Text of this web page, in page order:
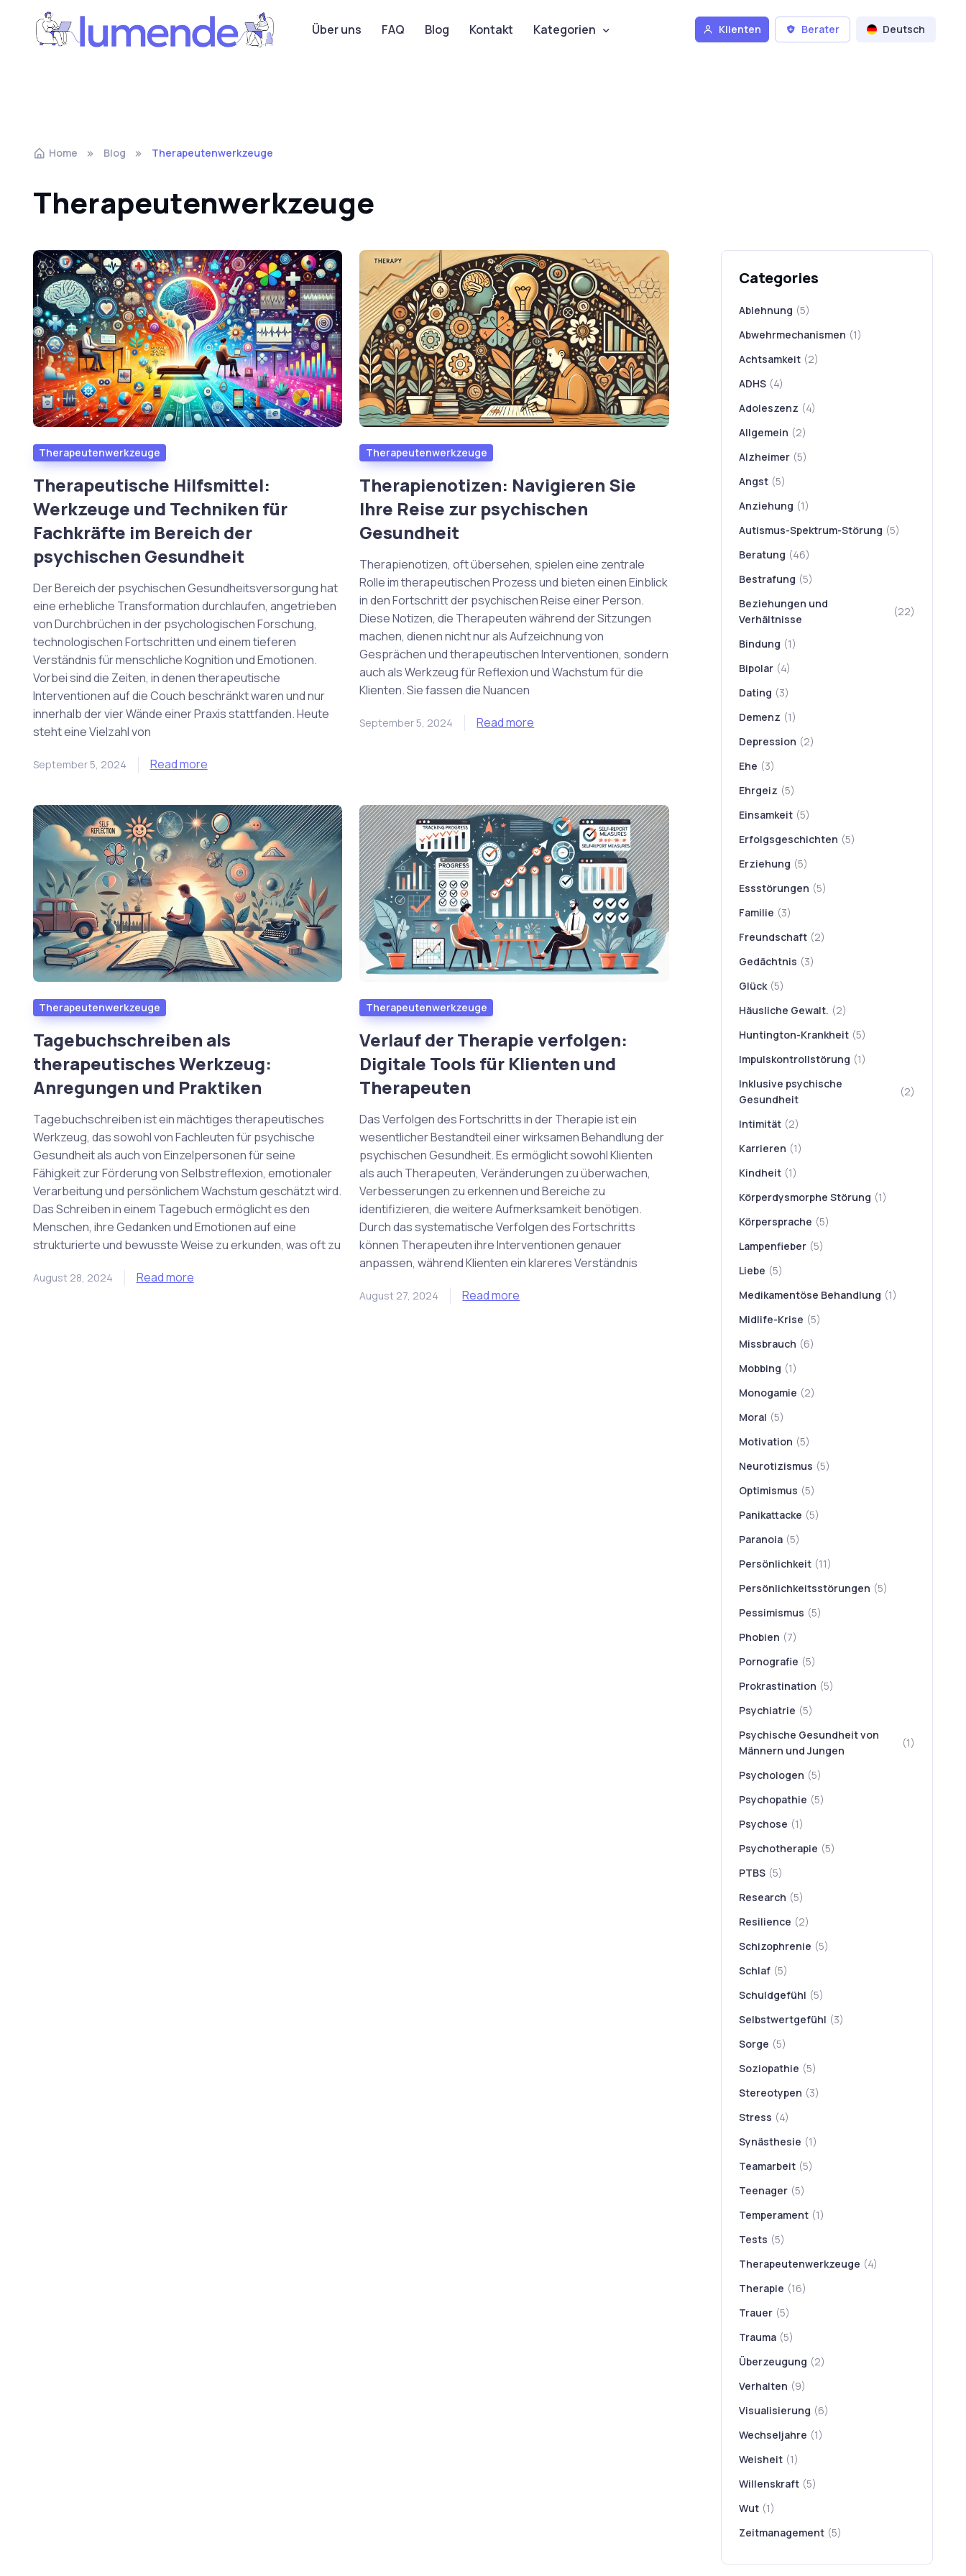
Über uns FAQ Blog Kontakt Kategorien Klienten Berater Deutsch
Home Blog Therapeutenwerkzeuge
Therapeutenwerkzeuge
Therapeutenwerkzeuge
Therapeutische Hilfsmittel:
Werkzeuge und Techniken für
Fachkräfte im Bereich der
psychischen Gesundheit
Der Bereich der psychischen Gesundheitsversorgung hat
eine erhebliche Transformation durchlaufen, angetrieben
von Durchbrüchen in der psychologischen Forschung,
technologischen Fortschritten und einem tieferen
Verständnis für menschliche Kognition und Emotionen.
Vorbei sind die Zeiten, in denen therapeutische
Interventionen auf die Couch beschränkt waren und nur
innerhalb der vier Wände einer Praxis stattfanden. Heute
steht eine Vielzahl von
September 5, 2024 Read more
Therapeutenwerkzeuge
Therapienotizen: Navigieren Sie
Ihre Reise zur psychischen
Gesundheit
Therapienotizen, oft übersehen, spielen eine zentrale
Rolle im therapeutischen Prozess und bieten einen Einblick
in den Fortschritt der psychischen Reise einer Person.
Diese Notizen, die Therapeuten während der Sitzungen
machen, dienen nicht nur als Aufzeichnung von
Gesprächen und therapeutischen Interventionen, sondern
auch als Werkzeug für Reflexion und Wachstum für die
Klienten. Sie fassen die Nuancen
September 5, 2024 Read more
Therapeutenwerkzeuge
Tagebuchschreiben als
therapeutisches Werkzeug:
Anregungen und Praktiken
Tagebuchschreiben ist ein mächtiges therapeutisches
Werkzeug, das sowohl von Fachleuten für psychische
Gesundheit als auch von Einzelpersonen für seine
Fähigkeit zur Förderung von Selbstreflexion, emotionaler
Verarbeitung und persönlichem Wachstum geschätzt wird.
Das Schreiben in einem Tagebuch ermöglicht es den
Menschen, ihre Gedanken und Emotionen auf eine
strukturierte und bewusste Weise zu erkunden, was oft zu
August 28, 2024 Read more
Therapeutenwerkzeuge
Verlauf der Therapie verfolgen:
Digitale Tools für Klienten und
Therapeuten
Das Verfolgen des Fortschritts in der Therapie ist ein
wesentlicher Bestandteil einer wirksamen Behandlung der
psychischen Gesundheit. Es ermöglicht sowohl Klienten
als auch Therapeuten, Veränderungen zu überwachen,
Verbesserungen zu erkennen und Bereiche zu
identifizieren, die weitere Aufmerksamkeit benötigen.
Durch das systematische Verfolgen des Fortschritts
können Therapeuten ihre Interventionen genauer
anpassen, während Klienten ein klareres Verständnis
August 27, 2024 Read more
Categories
Ablehnung (5)
Abwehrmechanismen (1)
Achtsamkeit (2)
ADHS (4)
Adoleszenz (4)
Allgemein (2)
Alzheimer (5)
Angst (5)
Anziehung (1)
Autismus-Spektrum-Störung (5)
Beratung (46)
Bestrafung (5)
Beziehungen und
Verhältnisse
(22)
Bindung (1)
Bipolar (4)
Dating (3)
Demenz (1)
Depression (2)
Ehe (3)
Ehrgeiz (5)
Einsamkeit (5)
Erfolgsgeschichten (5)
Erziehung (5)
Essstörungen (5)
Familie (3)
Freundschaft (2)
Gedächtnis (3)
Glück (5)
Häusliche Gewalt. (2)
Huntington-Krankheit (5)
Impulskontrollstörung (1)
Inklusive psychische
Gesundheit
(2)
Intimität (2)
Karrieren (1)
Kindheit (1)
Körperdysmorphe Störung (1)
Körpersprache (5)
Lampenfieber (5)
Liebe (5)
Medikamentöse Behandlung (1)
Midlife-Krise (5)
Missbrauch (6)
Mobbing (1)
Monogamie (2)
Moral (5)
Motivation (5)
Neurotizismus (5)
Optimismus (5)
Panikattacke (5)
Paranoia (5)
Persönlichkeit (11)
Persönlichkeitsstörungen (5)
Pessimismus (5)
Phobien (7)
Pornografie (5)
Prokrastination (5)
Psychiatrie (5)
Psychische Gesundheit von
Männern und Jungen
(1)
Psychologen (5)
Psychopathie (5)
Psychose (1)
Psychotherapie (5)
PTBS (5)
Research (5)
Resilience (2)
Schizophrenie (5)
Schlaf (5)
Schuldgefühl (5)
Selbstwertgefühl (3)
Sorge (5)
Soziopathie (5)
Stereotypen (3)
Stress (4)
Synästhesie (1)
Teamarbeit (5)
Teenager (5)
Temperament (1)
Tests (5)
Therapeutenwerkzeuge (4)
Therapie (16)
Trauer (5)
Trauma (5)
Überzeugung (2)
Verhalten (9)
Visualisierung (6)
Wechseljahre (1)
Weisheit (1)
Willenskraft (5)
Wut (1)
Zeitmanagement (5)